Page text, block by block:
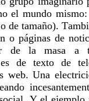
el mundo
de tamaño).
o páginas de
de la masa a
de texto de
web. Una